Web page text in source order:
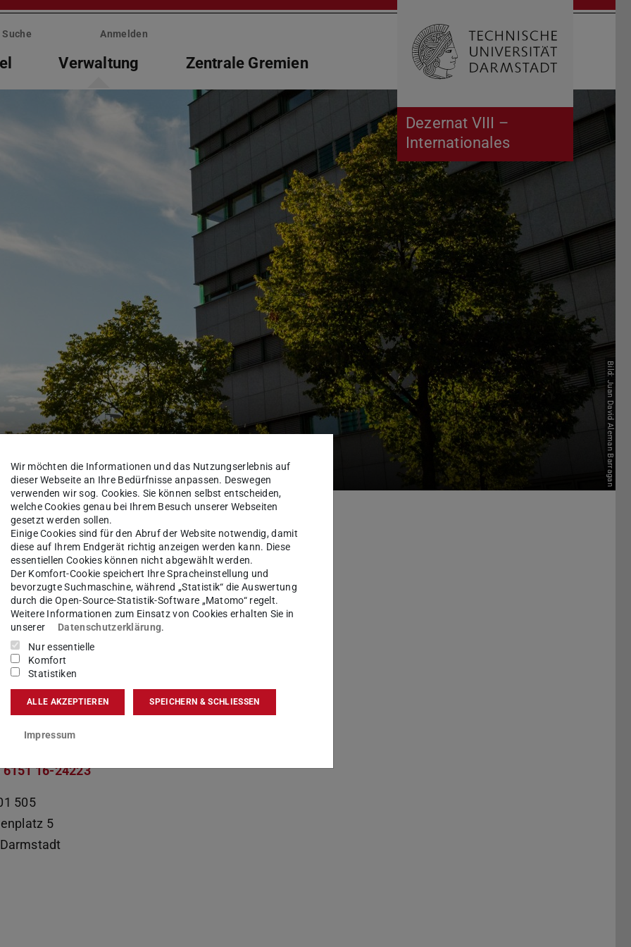
Dezernat VIII –
Internationales
Suche Anmelden
Verwaltung Zentrale Gremien Suche öffnen
Bild: Juan David Aleman Barragan
Kontakte Dezernat VIII
Inna Uglanova
LeNA-Pilotprojekt Alternative Zugangsprüfung
...
6151 16-24223
505
5
Darmstadt
Wir möchten die Informationen und das Nutzungserlebnis auf
dieser Webseite an Ihre Bedürfnisse anpassen. Deswegen
verwenden wir sog. Cookies. Sie können selbst entscheiden,
welche Cookies genau bei Ihrem Besuch unserer Webseiten
gesetzt werden sollen.
Einige Cookies sind für den Abruf der Website notwendig, damit
diese auf Ihrem Endgerät richtig anzeigen werden kann. Diese
essentiellen Cookies können nicht abgewählt werden.
Der Komfort-Cookie speichert Ihre Spracheinstellung und
bevorzugte Suchmaschine, während „Statistik“ die Auswertung
durch die Open-Source-Statistik-Software „Matomo“ regelt.
Weitere Informationen zum Einsatz von Cookies erhalten Sie in
unserer
Datenschutzerklärung.
Nur essentielle
Komfort
Statistiken
ALLE AKZEPTIEREN SPEICHERN & SCHLIESSEN
Impressum